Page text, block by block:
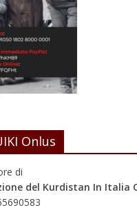
Onlus
di
del Kurdistan In Italia